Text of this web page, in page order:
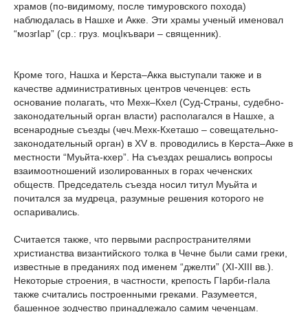
храмов (по-видимому, после тимуровского похода)
наблюдалась в Нашхе и Акке. Эти храмы ученый именовал
“мозгIар” (ср.: груз. моцIкъвари – священник).
Кроме того, Нашха и Керста–Акка выступали также и в
качестве административных центров чеченцев: есть
основание полагать, что Мехк–Кхел (Суд-Страны, судебно-
законодательный орган власти) располагался в Нашхе, а
всенародные съезды (чеч.Мехк-Кхеташо – совещательно-
законодательный орган) в XV в. проводились в Керста–Акке в
местности “Муьйта-кхер”. На съездах решались вопросы
взаимоотношений изолированных в горах чеченских
обществ. Председатель съезда носил титул Муьйта и
почитался за мудреца, разумные решения которого не
оспаривались.
Считается также, что первыми распространителями
христианства византийского толка в Чечне были сами греки,
известные в преданиях под именем “джелти” (XI-XIII вв.).
Некоторые строения, в частности, крепость ГIарби-гIала
также считались построенными греками. Разумеется,
башенное зодчество принадлежало самим чеченцам.